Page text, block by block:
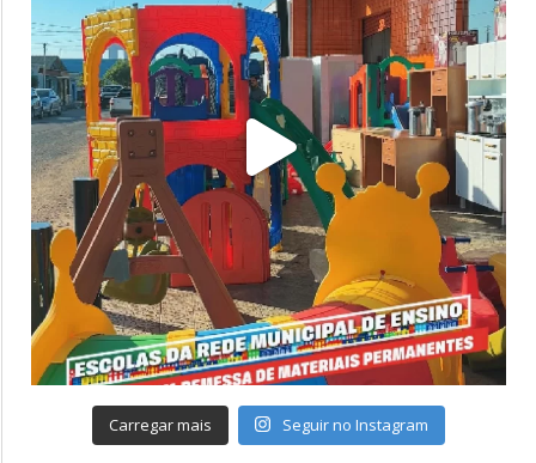
Carregar mais Seguir no Instagram